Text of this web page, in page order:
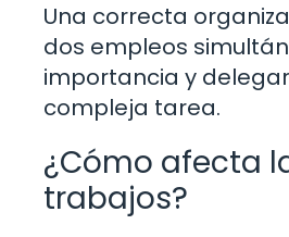
Una correcta
dos empleos
importancia y
compleja tarea.
¿Cómo afecta
trabajos?